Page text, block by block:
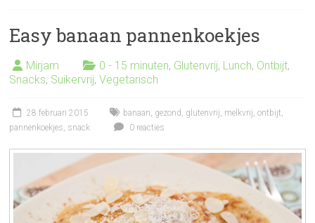
Easy banaan pannenkoekjes
Mirjam 0 - 15 minuten, Glutenvrij, Lunch, Ontbijt,
Snacks, Suikervrij,Vegetarisch
28 februari 2015 banaan gezond glutenvrij melkvrij ,ontbijt
pannenkoekjes snack 0 reacties